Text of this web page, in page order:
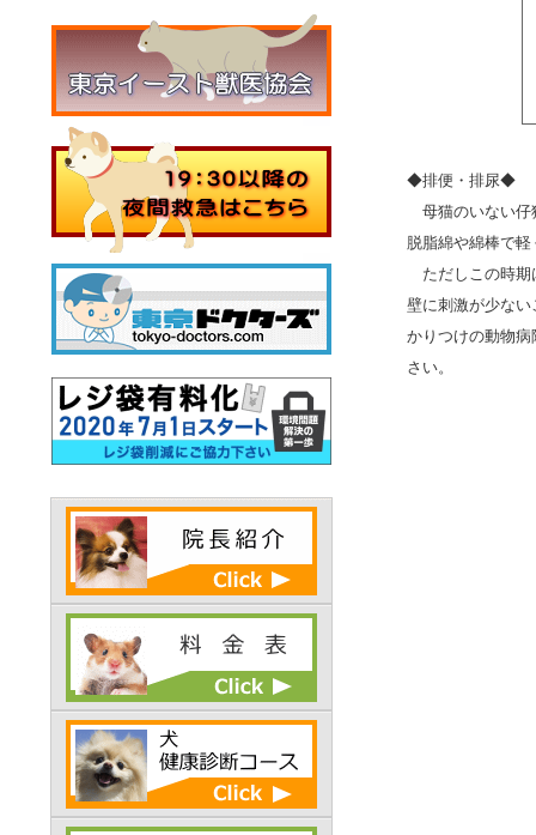
◆排便・排尿◆
母猫のいない仔
脱脂綿や綿棒で
ただしこの時期
壁に刺激が少な
かりつけの動物
さい。